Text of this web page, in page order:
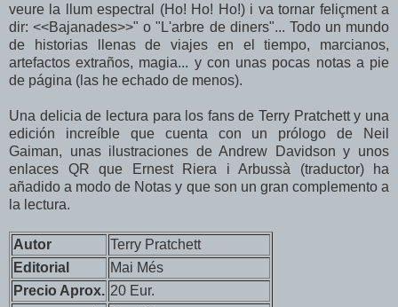
veure la llum espectral (Ho! Ho! Ho!) i va tornar feliçment a
dir: <<Bajanades>>" o "L'arbre de diners"... Todo un mundo
de historias llenas de viajes en el tiempo, marcianos,
artefactos extraños, magia... y con unas pocas notas a pie
de página (las he echado de menos).
Una delicia de lectura para los fans de Terry Pratchett y una
edición increíble que cuenta con un prólogo de Neil
Gaiman, unas ilustraciones de Andrew Davidson y unos
enlaces QR que Ernest Riera i Arbussà (traductor) ha
añadido a modo de Notas y que son un gran complemento a
la lectura.
Autor
Terry Pratchett
Editorial
Mai Més
Precio Aprox. 20 Eur.